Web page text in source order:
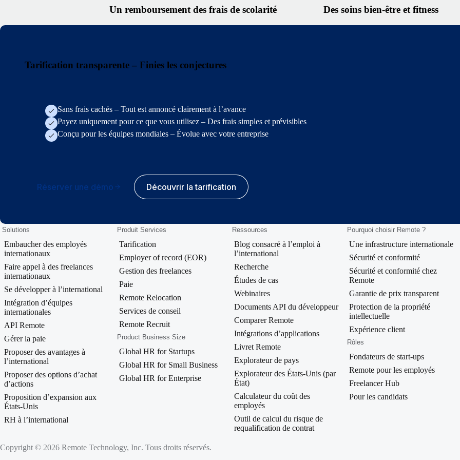
Un remboursement des frais de scolarité Des soins bien-être et fitness
Tarification transparente – Finies les conjectures
Sans frais cachés – Tout est annoncé clairement à l’avance
Payez uniquement pour ce que vous utilisez – Des frais simples et prévisibles
Conçu pour les équipes mondiales – Évolue avec votre entreprise
Réserver une démo Découvrir la tarification
Solutions
Embaucher des employés
internationaux
Faire appel à des freelances
internationaux
Se développer à l’international
Intégration d’équipes
internationales
API Remote
Gérer la paie
Proposer des avantages à
l’international
Proposer des options d’achat
d’actions
Proposition d’expansion aux
États-Unis
RH à l’international
Produit Services
Tarification
Employer of record (EOR)
Gestion des freelances
Paie
Remote Relocation
Services de conseil
Remote Recruit
Product Business Size
Global HR for Startups
Global HR for Small Business
Global HR for Enterprise
Ressources
Blog consacré à l’emploi à
l’international
Recherche
Études de cas
Webinaires
Documents API du développeur
Comparer Remote
Intégrations d’applications
Livret Remote
Explorateur de pays
Explorateur des États-Unis (par
État)
Calculateur du coût des
employés
Outil de calcul du risque de
requalification de contrat
Pourquoi choisir Remote ?
Une infrastructure internationale
Sécurité et conformité
Sécurité et conformité chez
Remote
Garantie de prix transparent
Protection de la propriété
intellectuelle
Expérience client
Rôles
Fondateurs de start-ups
Remote pour les employés
Freelancer Hub
Pour les candidats
Copyright © 2026 Remote Technology, Inc. Tous droits réservés.